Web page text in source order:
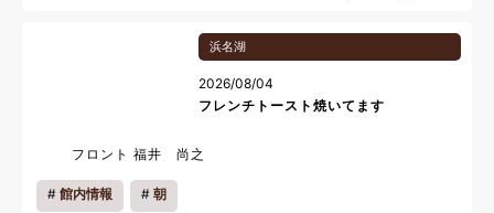
浜名湖
2026/08/04
フレンチトースト焼いてます
フロント 福井 尚之
館内情報 朝